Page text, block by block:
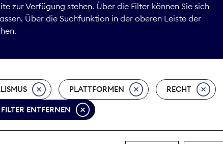
Print
zur Verfügung stehen. Über die Filter können Sie sich
Über die Suchfunktion in der oberen Leiste der
PLATTFORMEN RECHT
ENTFERNEN